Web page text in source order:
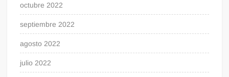
octubre 2022
septiembre 2022
agosto 2022
julio 2022